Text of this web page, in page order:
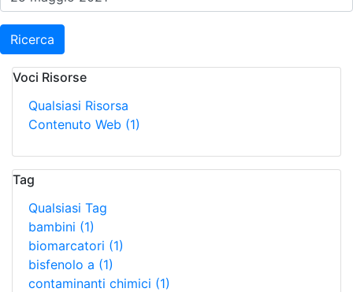
Ricerca
Voci Risorse
Qualsiasi Risorsa
Contenuto Web (1)
Tag
Qualsiasi Tag
bambini (1)
biomarcatori (1)
bisfenolo a (1)
contaminanti chimici (1)